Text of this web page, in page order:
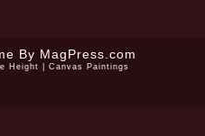
By MagPress.com
Height Canvas Paintings